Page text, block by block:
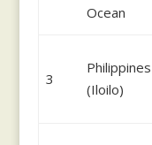
Ocean
3
Philippines
(Iloilo)